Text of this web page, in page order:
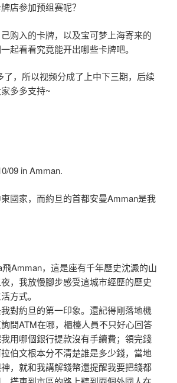
店参加预组赛呢？
购入的卡牌，以及宝可梦上海寄来的
起看看究竟能开出哪些卡牌吧。
了，所以视频分成了上中下三期，后续
多多支持~
09 in Amman.
國家，而約旦的首都安曼Amman是我
Amman，這是座有千年歷史沈澱的山
，我放慢腳步感受這城市經歷的歷史
方式。
對約旦的第一印象。還記得剛落地機
問ATM在哪，櫃檯人員不只好心回答
用哪個銀行提款沒有手續費；領完錢
伯文根本分不清楚誰是多少錢，當地
，就和我講解錢幣還提醒我要把錢都